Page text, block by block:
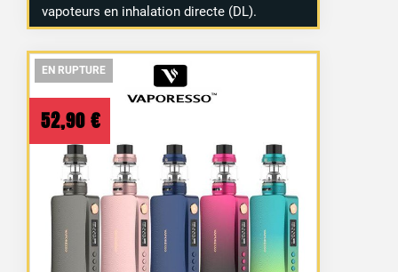
vapoteurs en inhalation directe (DL).
EN RUPTURE
EN RUPTURE
52,90 €
EN RUPTURE